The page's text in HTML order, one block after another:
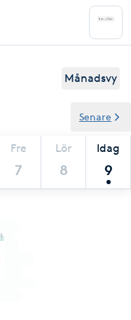
Månadsvy
Fre
7
Lör
8
Idag
9
Senare